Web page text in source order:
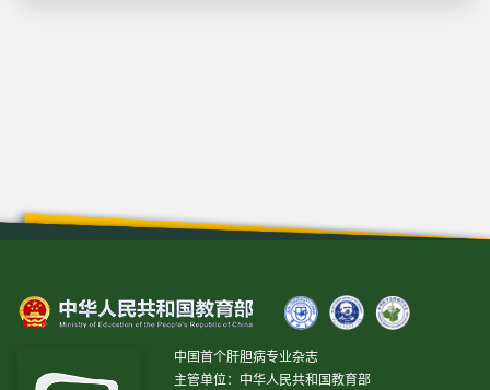
中国首个肝胆病专业杂志
主管单位：中华人民共和国教育部